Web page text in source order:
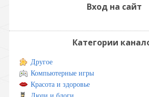
Вход на сайт
Категории
Другое
Компьютерные игры
Красота и здоровье
Люди и блоги